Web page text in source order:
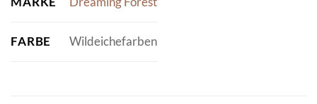
FARBE Wildeichefarben